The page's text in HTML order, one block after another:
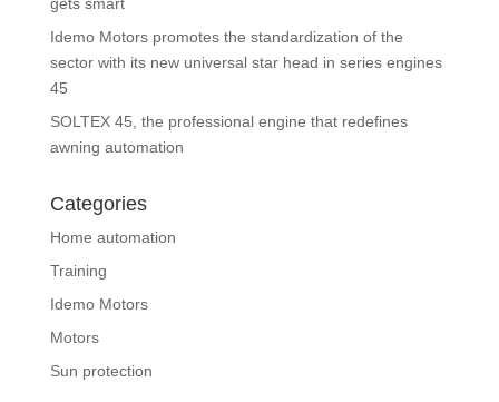
Idemo Motors promotes the standardization of the
sector with its new universal star head in series engines
45
SOLTEX 45, the professional engine that redefines
awning automation
Categories
Home automation
Training
Idemo Motors
Motors
Sun protection